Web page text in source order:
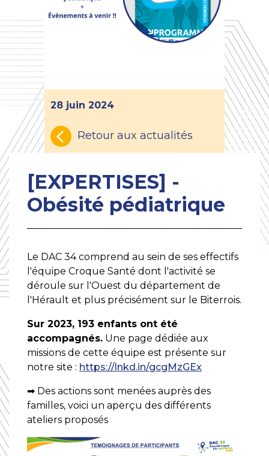
28 juin 2024
Retour aux actualités
[EXPERTISES] -
Obésité pédiatrique
Le DAC 34 comprend au sein de ses effectifs
l'équipe Croque Santé dont l'activité se
déroule sur l'Ouest du département de
l'Hérault et plus précisément sur le Biterrois.
Sur 2023, 193 enfants ont été
accompagnés. Une page dédiée aux
missions de cette équipe est présente sur
notre site : https://lnkd.in/gcgMzGEx
➡ Des actions sont menées auprès des
familles, voici un aperçu des différents
ateliers proposés